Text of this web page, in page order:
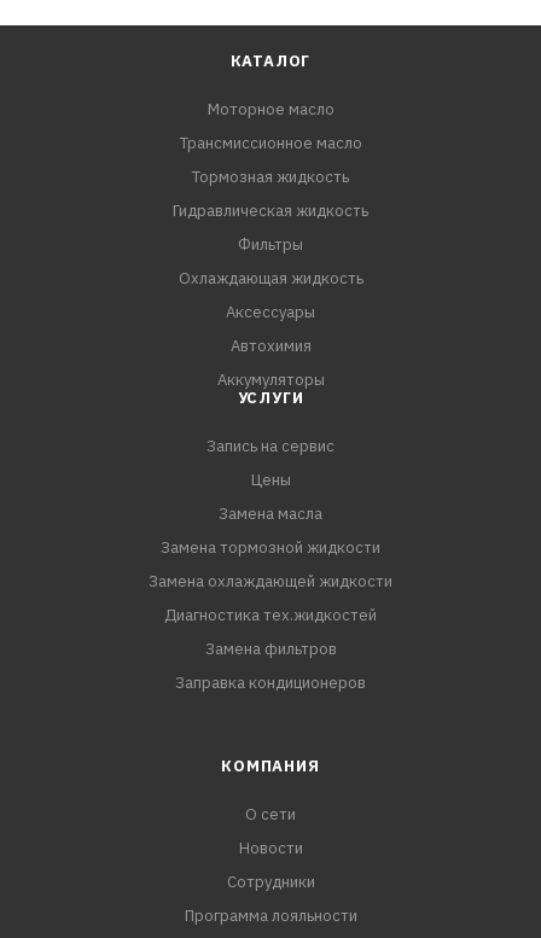
КАТАЛОГ
Моторное масло
Трансмиссионное масло
Тормозная жидкость
Гидравлическая жидкость
Фильтры
Охлаждающая жидкость
Аксессуары
Автохимия
Аккумуляторы
УСЛУГИ
Запись на сервис
Цены
Замена масла
Замена тормозной жидкости
Замена охлаждающей жидкости
Диагностика тех.жидкостей
Замена фильтров
Заправка кондиционеров
КОМПАНИЯ
О сети
Новости
Сотрудники
Программа лояльности